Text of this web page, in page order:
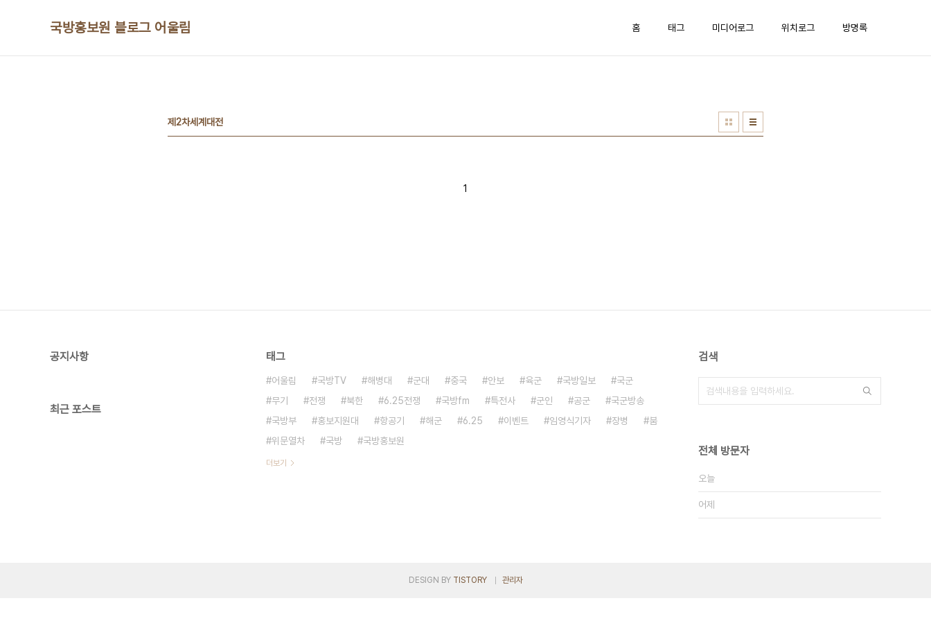
국방홍보원 블로그 어울림 홈 태그 미디어로그 위치로그 방명록
제2차세계대전
1
공지사항
최근 포스트
태그
어울림 국방TV 해병대 군대 중국 안보 육군 국방일보
국군
무기
전쟁 북한 6.25전쟁 국방fm 특전사 군인 공군
국군방송
국방부
홍보지원대 항공기 해군 6.25 이벤트 임영식기자 장병
붐
위문열차
국방 국방홍보원
더보기
검색
전체 방문자
오늘
어제
DESIGN BY TISTORY 관리자